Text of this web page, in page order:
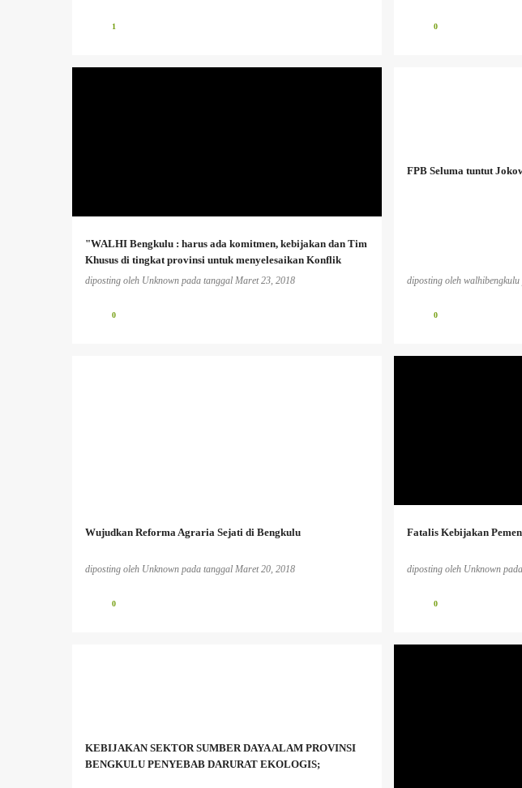
1 0
"WALHI Bengkulu : harus ada komitmen, kebijakan dan Tim
Khusus di tingkat provinsi untuk menyelesaikan Konflik
Agraria'
diposting oleh Unknown pada tanggal Maret 23, 2018
0
FPB Seluma tuntut
diposting oleh walhibengkulu
0
Wujudkan Reforma Agraria Sejati di Bengkulu
diposting oleh Unknown pada tanggal Maret 20, 2018
0
Fatalis Kebijakan
diposting oleh Unknown
0
KEBIJAKAN SEKTOR SUMBER DAYA ALAM PROVINSI
BENGKULU PENYEBAB DARURAT EKOLOGIS;
PEREMPUAN DAN LINGKUNGAN HIDUP; PESISIR